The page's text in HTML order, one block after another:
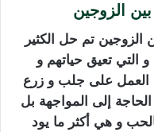
الزوجين
تم حل الكثير
التي تعيق حياتهم و
العمل على جلب و زرع
إلى المواجهة بل
و هي أكثر ما يود